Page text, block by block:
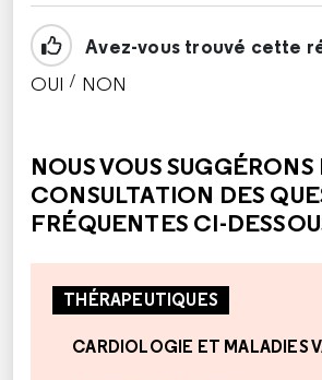
Avez-vous trouvé cette
OUI / NON
NOUS VOUS SUGGÉRONS
CONSULTATION DES
FRÉQUENTES CI-
THÉRAPEUTIQUES
CARDIOLOGIE ET MALADIES